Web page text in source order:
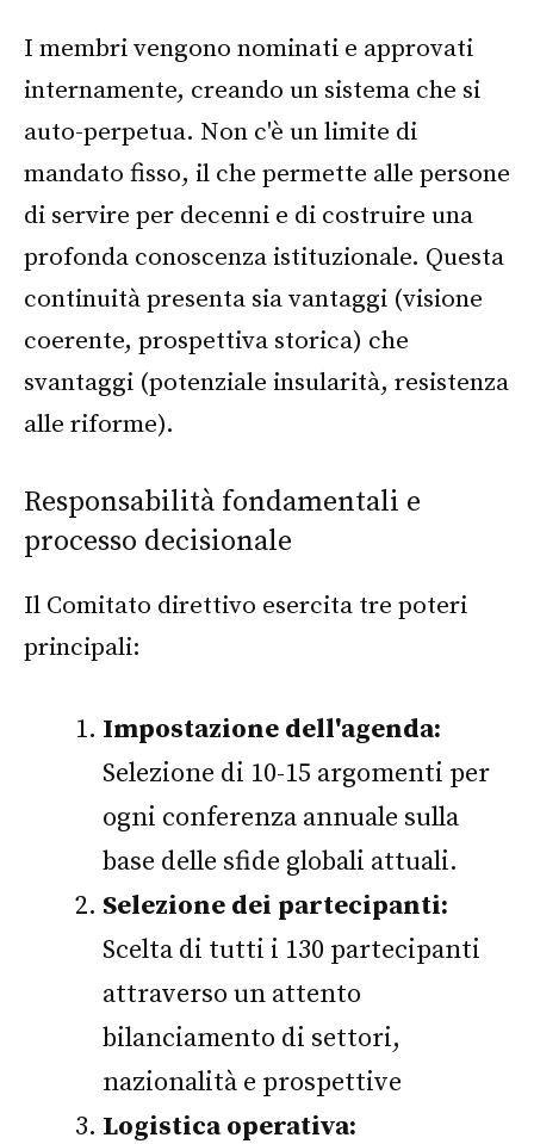
I membri vengono nominati e approvati
internamente, creando un sistema che si
auto-perpetua. Non c'è un limite di
mandato fisso, il che permette alle persone
di servire per decenni e di costruire una
profonda conoscenza istituzionale. Questa
continuità presenta sia vantaggi (visione
coerente, prospettiva storica) che
svantaggi (potenziale insularità, resistenza
alle riforme).
Responsabilità fondamentali e
processo decisionale
Il Comitato direttivo esercita tre poteri
principali:
Impostazione dell'agenda:
Selezione di 10-15 argomenti per
ogni conferenza annuale sulla
base delle sfide globali attuali.
Selezione dei partecipanti:
Scelta di tutti i 130 partecipanti
attraverso un attento
bilanciamento di settori,
nazionalità e prospettive
Logistica operativa: